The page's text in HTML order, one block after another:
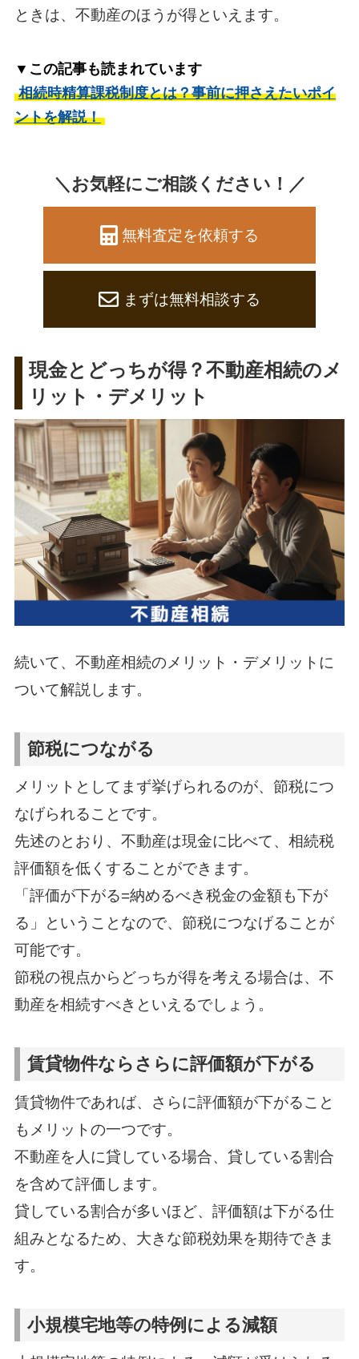
ときは、不動産のほうが得といえます。
▼この記事も読まれています
相続時精算課税制度とは？事前に押さえたいポイ
ントを解説！
＼お気軽にご相談ください！／
無料査定を依頼する
まずは無料相談する
現金とどっちが得？不動産相続のメ
リット・デメリット
続いて、不動産相続のメリット・デメリットに
ついて解説します。
節税につながる
メリットとしてまず挙げられるのが、節税につ
なげられることです。
先述のとおり、不動産は現金に比べて、相続税
評価額を低くすることができます。
「評価が下がる=納めるべき税金の金額も下が
る」ということなので、節税につなげることが
可能です。
節税の視点からどっちが得を考える場合は、不
動産を相続すべきといえるでしょう。
賃貸物件ならさらに評価額が下がる
賃貸物件であれば、さらに評価額が下がること
もメリットの一つです。
不動産を人に貸している場合、貸している割合
を含めて評価します。
貸している割合が多いほど、評価額は下がる仕
組みとなるため、大きな節税効果を期待できま
す。
小規模宅地等の特例による減額